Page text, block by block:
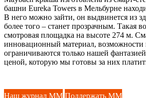
башни Eureka Towers в Мельбурне
В него можно зайти, он выдвинется из
более того – станет прозрачным. Такая
смотровая площадка на высоте 274 м.
инновационный материал, возможности
ограничиваются только нашей
ценой, которую мы готовы за них
Наш журнал ММ Поддержать ММ